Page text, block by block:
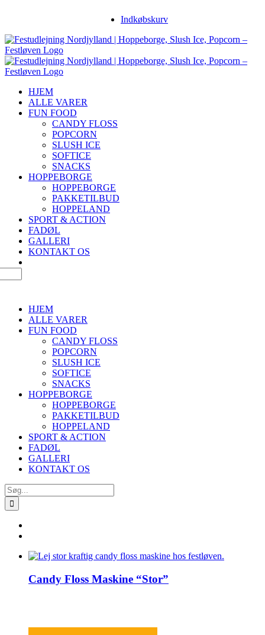
Indkøbskurv
HJEM
ALLE VARER
FUN FOOD
CANDY FLOSS
POPCORN
SLUSH ICE
SOFTICE
SNACKS
HOPPEBORGE
HOPPEBORGE
PAKKETILBUD
HOPPELAND
SPORT & ACTION
FADØL
GALLERI
KONTAKT OS
HJEM
ALLE VARER
FUN FOOD
CANDY FLOSS
POPCORN
SLUSH ICE
SOFTICE
SNACKS
HOPPEBORGE
HOPPEBORGE
PAKKETILBUD
HOPPELAND
SPORT & ACTION
FADØL
GALLERI
KONTAKT OS
Søg
efter:
Candy Floss Maskine “Stor”